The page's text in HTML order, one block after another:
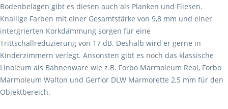
Bodenbelägen gibt es diesen auch als Planken und Fliesen.
Knallige Farben mit einer Gesamtstärke von 9,8 mm und einer
intergrierten Korkdämmung sorgen für eine
Trittschallreduzierung von 17 dB. Deshalb wird er gerne in
Kinderzimmern verlegt. Ansonsten gibt es noch das klassische
Linoleum als Bahnenware wie z.B. Forbo Marmoleum Real, Forbo
Marmoleum Walton und Gerflor DLW Marmorette 2,5 mm für den
Objektbereich.